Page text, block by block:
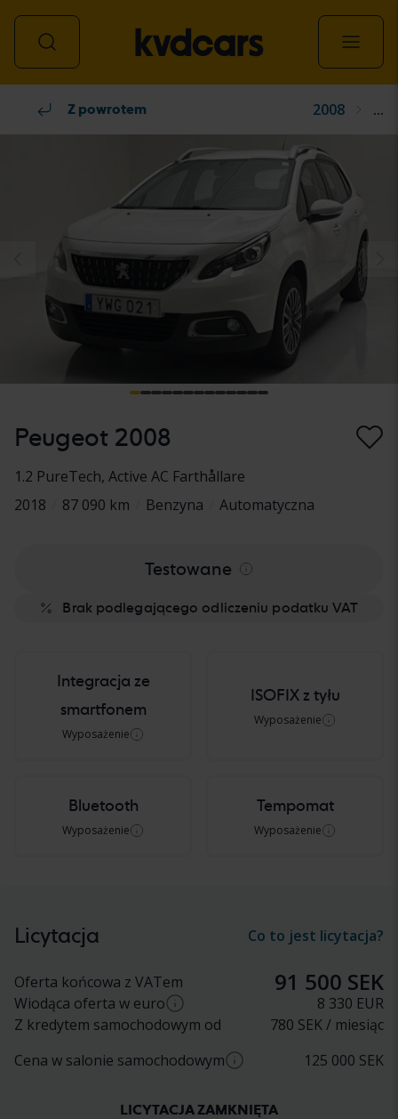
Wszystkie pojazdy
Z powrotem 2008 ...
Peugeot 2008
1.2 PureTech, Active AC Farthållare
2018
87 090 km Benzyna Automatyczna
Testowane
Brak podlegającego odliczeniu podatku VAT
Integracja ze
smartfonem
Wyposażenie
ISOFIX z tyłu
Wyposażenie
Bluetooth
Wyposażenie
Tempomat
Wyposażenie
Licytacja Co to jest licytacja?
Oferta końcowa z VATem 91 500 SEK
Wiodąca oferta w euro 8 330 EUR
podstawie aktualnego kursu wymiany. Ostateczna
Z kredytem samochodowym od
780 SEK / miesiąc
Cena w salonie samochodowym
125 000 SEK
Przybliżona cena u dealera samochodowego (z
LICYTACJA ZAMKNIĘTA